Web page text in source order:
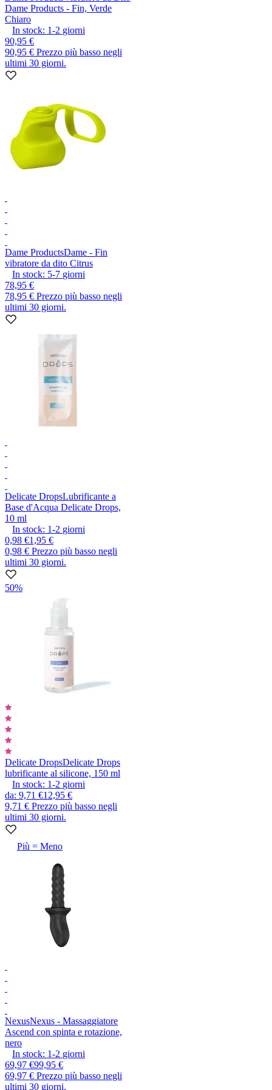
Dame Products - Fin, Verde
Chiaro
In stock: 1-2 giorni
90,95 €
90,95 € Prezzo più basso negli
ultimi 30 giorni.
Dame ProductsDame - Fin
vibratore da dito Citrus
In stock: 5-7 giorni
78,95 €
78,95 € Prezzo più basso negli
ultimi 30 giorni.
Delicate DropsLubrificante a
Base d'Acqua Delicate Drops,
10 ml
In stock: 1-2 giorni
0,98 €1,95 €
0,98 € Prezzo più basso negli
ultimi 30 giorni.
50%
Delicate DropsDelicate Drops
lubrificante al silicone, 150 ml
In stock: 1-2 giorni
da: 9,71 €12,95 €
9,71 € Prezzo più basso negli
ultimi 30 giorni.
Più = Meno
NexusNexus - Massaggiatore
Ascend con spinta e rotazione,
nero
In stock: 1-2 giorni
69,97 €99,95 €
69,97 € Prezzo più basso negli
ultimi 30 giorni.